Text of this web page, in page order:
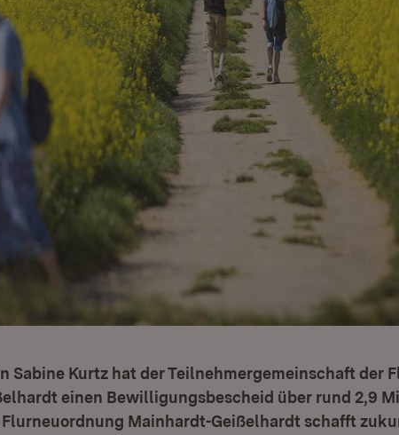
Sabine Kurtz hat der Teilnehmergemeinschaft der
einen Bewilligungsbescheid über rund 2,9
Flurneuordnung Mainhardt-Geißelhardt schafft